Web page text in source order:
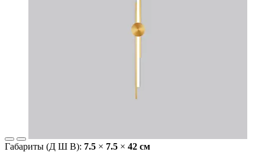
Габариты (Д Ш В): 7.5 × 7.5 × 42 cм